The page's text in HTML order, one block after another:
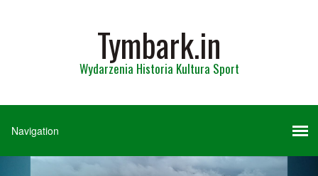
Tymbark.in
Wydarzenia Historia Kultura Sport